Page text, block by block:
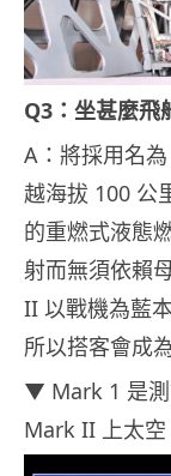
Q3：坐甚麼飛
A：將採用名
越海拔 100 公
的重燃式液態
射而無須依賴
II 以戰機為藍
所以搭客會成
▼ Mark 1 是測
Mark II 上太空